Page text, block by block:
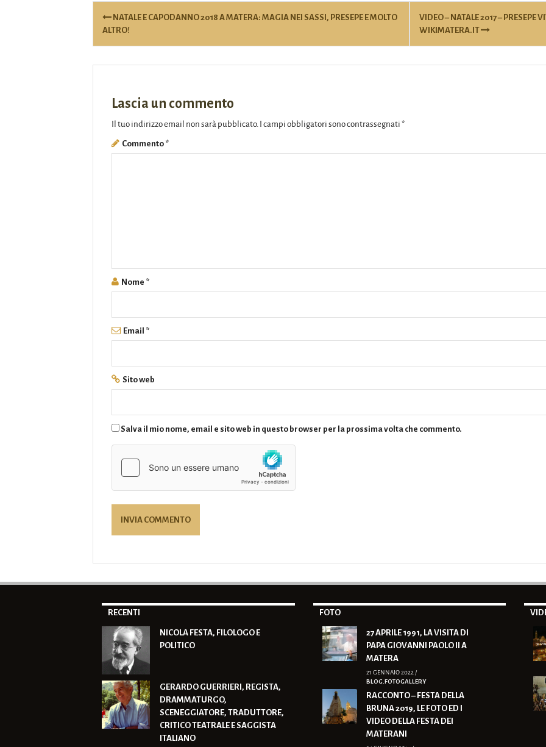
Post
navigation
NATALE E CAPODANNO 2018 A MATERA: MAGIA NEI SASSI, PRESEPE E MOLTO
ALTRO!
VIDEO – NATALE 2017 – PRESEPE
WIKIMATERA.IT
Lascia un commento
Il tuo indirizzo email non sarà pubblicato. I campi obbligatori sono contrassegnati *
Commento *
Nome *
Email *
Sito web
Salva il mio nome, email e sito web in questo browser per la prossima volta che commento.
RECENTI
NICOLA FESTA, FILOLOGO E
POLITICO
GERARDO GUERRIERI, REGISTA,
DRAMMATURGO,
SCENEGGIATORE, TRADUTTORE,
CRITICO TEATRALE E SAGGISTA
ITALIANO
FOTO
27 APRILE 1991, LA VISITA DI
PAPA GIOVANNI PAOLO II A
MATERA
21 GENNAIO 2022 /
BLOG FOTOGALLERY
RACCONTO – FESTA DELLA
BRUNA 2019, LE FOTO ED I
VIDEO DELLA FESTA DEI
MATERANI